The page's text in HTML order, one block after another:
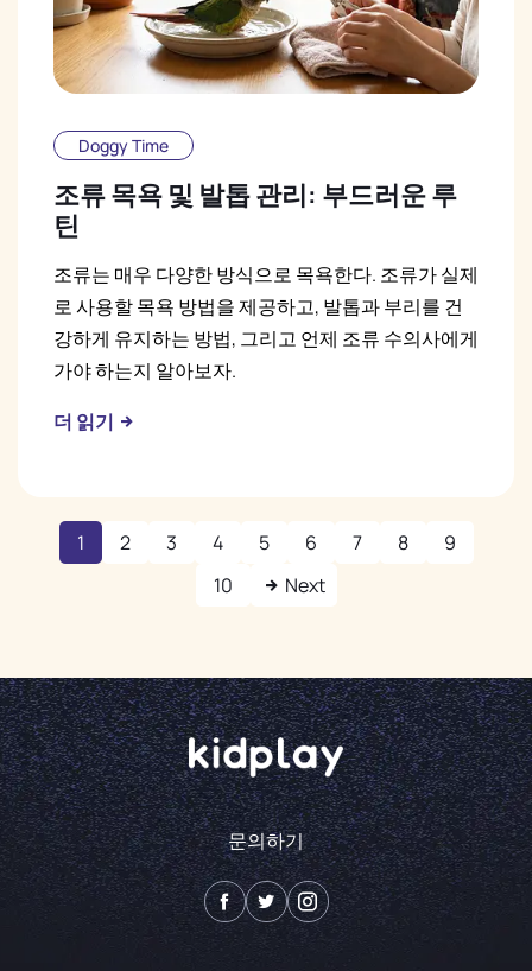
Doggy Time
조류 목욕 및 발톱 관리: 부드러운 루
틴
조류는 매우 다양한 방식으로 목욕한다. 조류가 실제
로 사용할 목욕 방법을 제공하고, 발톱과 부리를 건
강하게 유지하는 방법, 그리고 언제 조류 수의사에게
가야 하는지 알아보자.
더 읽기
1 2 3 4 5 6 7 8
9
10
Next
문의하기